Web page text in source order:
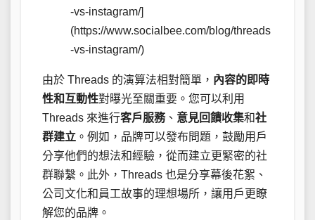
-vs-instagram/]
(https://www.socialbee.com/blog/threads
-vs-instagram/)
由於 Threads 的演算法相對簡單， 內容的即時
性和互動性對曝光至關重要。您可以利用
Threads 來進行客戶服務、 意見回饋收集和社
群建立 。例如，品牌可以發布問題，鼓勵用戶
分享他們的想法和經驗，從而建立更緊密的社
群聯繫。此外，Threads 也是分享幕後花絮、
公司文化和員工故事的理想場所，讓用戶更瞭
解您的品牌。